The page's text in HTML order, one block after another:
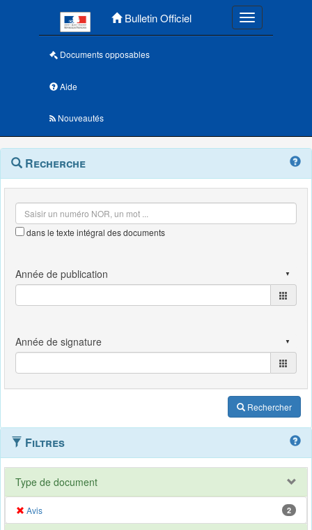
Bulletin Officiel Toggle
Documents opposables
Aide
Nouveautés
Navigation
outils
Menu
contextuel
Recherche
dans le texte intégral des documents
Rechercher
Filtres
Type de document
Avis 2